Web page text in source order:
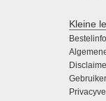
Kleine